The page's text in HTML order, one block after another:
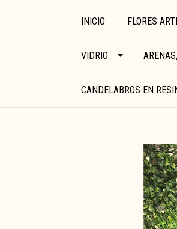
INICIO FLORES
VIDRIO
CANDELABROS EN